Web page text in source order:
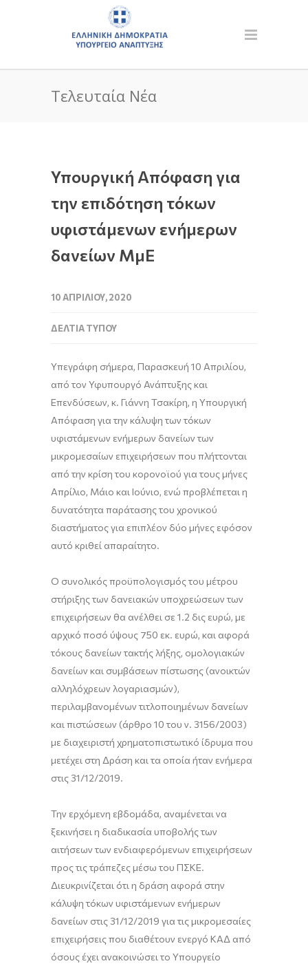
Τελευταία Νέα
Υπουργική Απόφαση για
την επιδότηση τόκων
υφιστάμενων ενήμερων
δανείων ΜμΕ
10 ΑΠΡΙΛΊΟΥ, 2020
ΔΕΛΤΊΑ ΤΎΠΟΥ
Υπεγράφη σήμερα, Παρασκευή 10 Απριλίου,
από τον Υφυπουργό Ανάπτυξης και
Επενδύσεων, κ. Γιάννη Τσακίρη, η Υπουργική
Απόφαση για την κάλυψη των τόκων
υφιστάμενων ενήμερων δανείων των
μικρομεσαίων επιχειρήσεων που πλήττονται
από την κρίση του κορονοϊού για τους μήνες
Απρίλιο, Μάιο και Ιούνιο, ενώ προβλέπεται η
δυνατότητα παράτασης του χρονικού
διαστήματος για επιπλέον δύο μήνες εφόσον
αυτό κριθεί απαραίτητο.
Ο συνολικός προϋπολογισμός του μέτρου
στήριξης των δανειακών υποχρεώσεων των
επιχειρήσεων θα ανέλθει σε 1.2 δις ευρώ, με
αρχικό ποσό ύψους 750 εκ. ευρώ, και αφορά
τόκους δανείων τακτής λήξης, ομολογιακών
δανείων και συμβάσεων πίστωσης (ανοικτών
αλληλόχρεων λογαριασμών),
περιλαμβανομένων τιτλοποιημένων δανείων
και πιστώσεων (άρθρο 10 του ν. 3156/2003)
με διαχειριστή χρηματοπιστωτικό ίδρυμα που
μετέχει στη Δράση και τα οποία ήταν ενήμερα
στις 31/12/2019.
Την ερχόμενη εβδομάδα, αναμένεται να
ξεκινήσει η διαδικασία υποβολής των
αιτήσεων των ενδιαφερόμενων επιχειρήσεων
προς τις τράπεζες μέσω του ΠΣΚΕ.
Διευκρινίζεται ότι η δράση αφορά στην
κάλυψη τόκων υφιστάμενων ενήμερων
δανείων στις 31/12/2019 για τις μικρομεσαίες
επιχειρήσεις που διαθέτουν ενεργό ΚΑΔ από
όσους έχει ανακοινώσει το Υπουργείο